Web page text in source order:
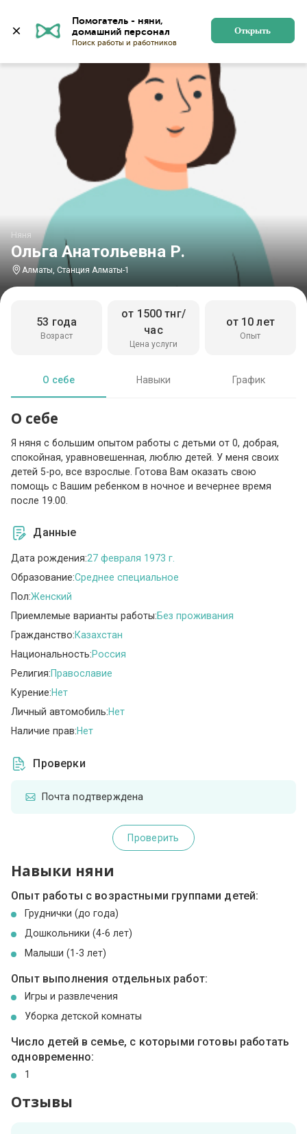
Помогатель - няни,
Поиск работы и работников
Открыть
Ольга Анатольевна Р.
Няня
Алматы, Станция Алматы-1
Возраст
53 года
Цена услуги
от 1500 тнг/
час
Опыт
от 10 лет
О себе Навыки График
О себе
Я няня с большим опытом работы с детьми от 0, добрая,
спокойная, уравновешенная, люблю детей. У меня своих
детей 5-ро, все взрослые. Готова Вам оказать свою
помощь с Вашим ребенком в ночное и вечернее время
после 19.00.
Данные
Дата рождения:27 февраля 1973 г.
Образование:Среднее специальное
Пол:Женский
Приемлемые варианты работы:Без проживания
Гражданство:Казахстан
Национальность:Россия
Религия:Православие
Курение:Нет
Личный автомобиль:Нет
Наличие прав:Нет
Проверки
Почта подтверждена
Проверить
Навыки няни
Опыт работы с возрастными группами детей:
Груднички (до года)
Дошкольники (4-6 лет)
Малыши (1-3 лет)
Опыт выполнения отдельных работ:
Игры и развлечения
Уборка детской комнаты
Число детей в семье, с которыми готовы работать
одновременно:
1
Отзывы